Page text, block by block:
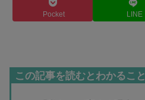
Pocket LINE
この記事を読むとわかること